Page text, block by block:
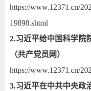
https://www.12371.cn/
19898.shtml
2.习近平给中国科学院
（共产党员网）
https://www.12371.cn/
3.习近平在中共中央政